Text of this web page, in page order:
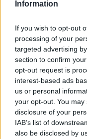
Information
If you wish to opt-out
processing of your
targeted advertising
section to confirm
opt-out request is
interest-based ads
us or personal
your opt-out. You
disclosure of your
IAB’s list of
also be disclosed by
Γιάννης
ροκ στιλ από τα
SHOWBIZ
Ιουλία Καλλιμάνη:
λουλούδια στο
την πέτυχε στο